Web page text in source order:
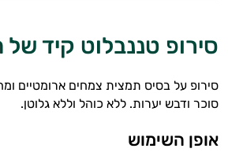
סירופ טננבלוט קיד של
סירופ על בסיס תמצית צמחים ארומטיים
סוכר ודבש יערות. ללא כוהל וללא גלוטן.
אופן השימוש